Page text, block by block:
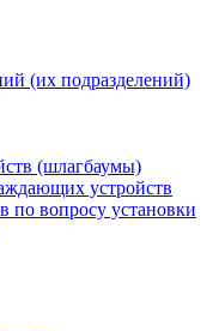
(их подразделений)
(шлагбаумы)
устройств
по вопросу установки